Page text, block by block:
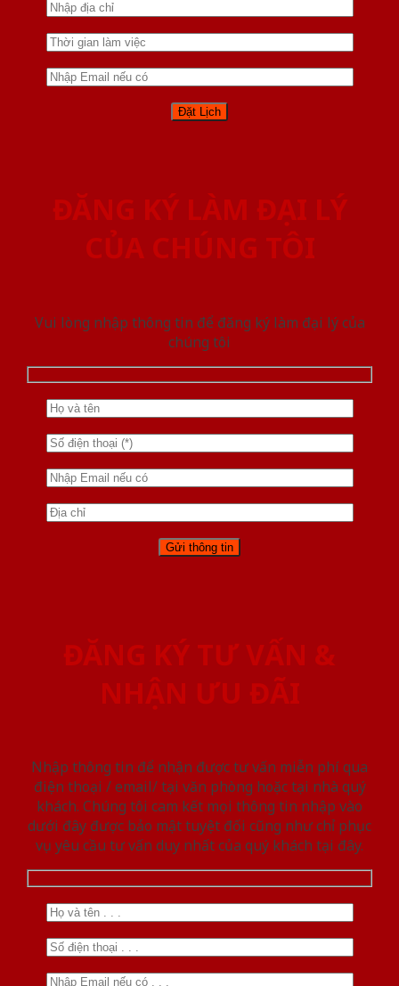
ĐĂNG KÝ LÀM ĐẠI LÝ
CỦA CHÚNG TÔI
Vui lòng nhập thông tin để đăng ký làm đại lý của
chúng tôi
ĐĂNG KÝ TƯ VẤN &
NHẬN ƯU ĐÃI
Nhập thông tin để nhận được tư vấn miễn phí qua
điện thoại / email/ tại văn phòng hoặc tại nhà quý
khách. Chúng tôi cam kết mọi thông tin nhập vào
dưới đây được bảo mật tuyệt đối cũng như chỉ phục
vụ yêu cầu tư vấn duy nhất của quý khách tại đây.